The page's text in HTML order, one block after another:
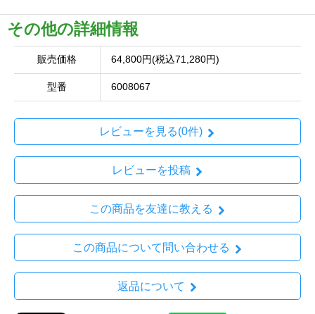
その他の詳細情報
販売価格 64,800円(税込71,280円)
型番 6008067
レビューを見る(0件)
レビューを投稿
この商品を友達に教える
この商品について問い合わせる
返品について